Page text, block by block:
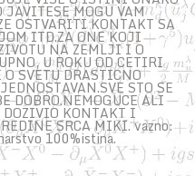
MOGU VAM
OSTVARITI KONTAKT SA
ITD.ZA ONE KOJI
NA ZEMLJI I O
U ROKU OD CETIRI
SVETU DRASTICNO
STO SE
DOBRO.NEMOGUCE ALI
KONTAKT I
SRCA MIKI. vazno:
100%istina.